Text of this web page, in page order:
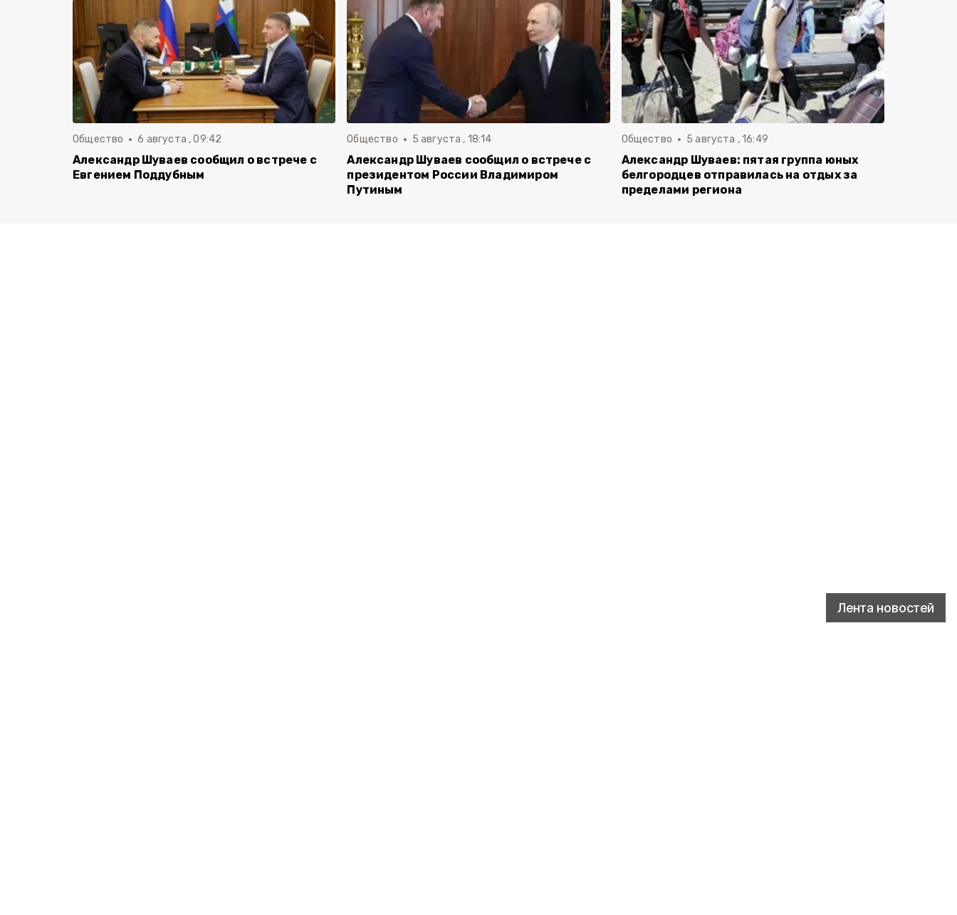
Лента новостей
Общество 6 августа , 09:42
Александр Шуваев сообщил о встрече с
Евгением Поддубным
Общество 5 августа , 18:14
Александр Шуваев сообщил о встрече с
президентом России Владимиром
Путиным
Общество 5 августа , 16:49
Александр Шуваев: пятая группа юных
белгородцев отправилась на отдых за
пределами региона